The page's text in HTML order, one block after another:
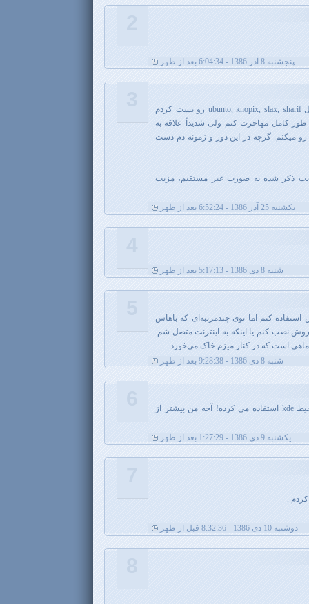
پنجشنبه 8 آذر 1386 - 6:04:34 بعد از ظهر
وصال> البته نسخه های مختلفی مثل ubunto, knopix, slax, sharif رو تست کردم
کامل مهاجرت کنم ولی شدیداً علاقه به
رو میکنم. گرچه در این دور و زمونه دم دست
ذکر شده به صورت غیر مستقیم، مزیت
يکشنبه 25 آذر 1386 - 6:52:24 بعد از ظهر
شنبه 8 دی 1386 - 5:17:13 بعد از ظهر
استفاده کنم اما توی چندمرتبه‌ای که باهاش
نصب کنم یا اینکه به اینترنت متصل شم.
شنبه 8 دی 1386 - 9:28:38 بعد از ظهر
اون کسی که اینو نوشته حتما از محیط kde استفاده می کرده! آخه من بیشتر از
يکشنبه 9 دی 1386 - 1:27:29 بعد از ظهر
.
دوشنبه 10 دی 1386 - 8:32:36 قبل از ظهر